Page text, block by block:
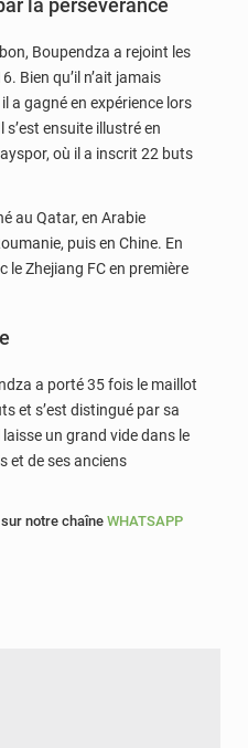
Boupendza a rejoint les
Bien qu’il n’ait jamais
a gagné en expérience lors
ensuite illustré en
où il a inscrit 22 buts
au Qatar, en Arabie
puis en Chine. En
le Zhejiang FC en première
a porté 35 fois le maillot
et s’est distingué par sa
un grand vide dans le
et de ses anciens
notre chaîne WHATSAPP